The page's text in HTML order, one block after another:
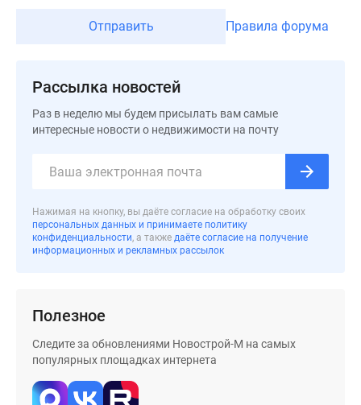
Субсидированная
Поиск
Программа
Москве
Новостройки
бизнес-
класса
Рассрочка
Траншевая
ипотека
Отправить Правила форума
Рассылка новостей
Раз в неделю мы будем присылать вам самые
интересные новости о недвижимости на почту
Нажимая на кнопку, вы даёте согласие на обработку своих
персональных данных и принимаете политику
конфиденциальности, а также даёте согласие на получение
информационных и рекламных рассылок
Полезное
Следите за обновлениями Новострой-М на самых
популярных площадках интернета